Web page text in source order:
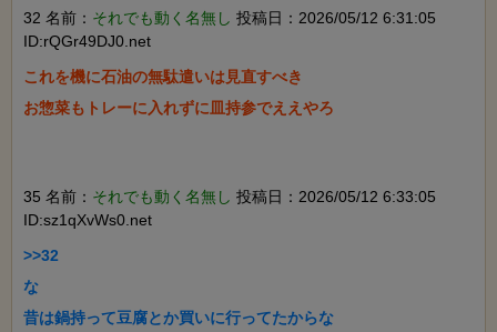
32 名前： それでも動く名無し 投稿日：2026/05/12 6:31:05
ID:rQGr49DJ0.net
これを機に石油の無駄遣いは見直すべき
お惣菜もトレーに入れずに皿持参でええやろ
35 名前： それでも動く名無し 投稿日：2026/05/12 6:33:05
ID:sz1qXvWs0.net
>>32
な
昔は鍋持って豆腐とか買いに行ってたからな